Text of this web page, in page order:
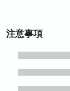
注意事項